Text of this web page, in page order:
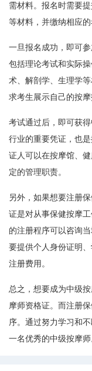
需材料。报名时需要
等材料，并缴纳相应的
一旦报名成功，即可
包括理论考试和实际
术、解剖学、生理学
求考生展示自己的按
考试通过后，即可获
行业的重要凭证，也
证人可以在按摩馆、
定的管理职责。
另外，如果想要注册
证是对从事保健按摩
的注册程序可以咨询
要提供个人身份证明
注册费用。
总之，想要成为中级
摩师资格证。而注册
序。通过努力学习和
一名优秀的中级按摩师